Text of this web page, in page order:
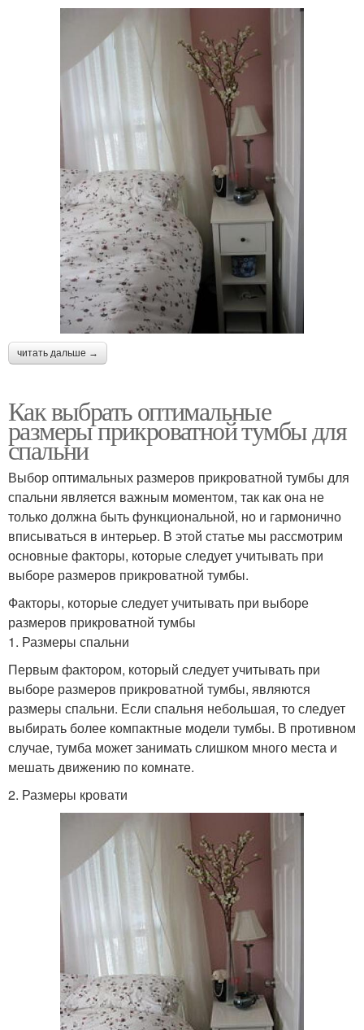
читать дальше →
Как выбрать оптимальные
размеры прикроватной тумбы для
спальни
Выбор оптимальных размеров прикроватной тумбы для
спальни является важным моментом, так как она не
только должна быть функциональной, но и гармонично
вписываться в интерьер. В этой статье мы рассмотрим
основные факторы, которые следует учитывать при
выборе размеров прикроватной тумбы.
Факторы, которые следует учитывать при выборе
размеров прикроватной тумбы
1. Размеры спальни
Первым фактором, который следует учитывать при
выборе размеров прикроватной тумбы, являются
размеры спальни. Если спальня небольшая, то следует
выбирать более компактные модели тумбы. В противном
случае, тумба может занимать слишком много места и
мешать движению по комнате.
2. Размеры кровати